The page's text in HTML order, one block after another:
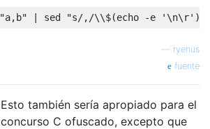
ryenus
fuente
Esto también sería apropiado para el
concurso C ofuscado, excepto que